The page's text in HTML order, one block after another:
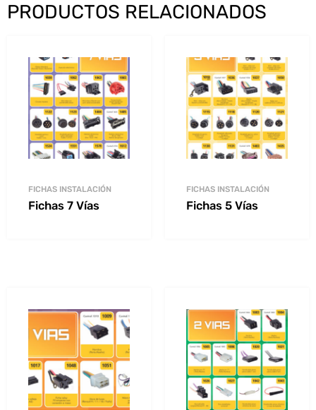
PRODUCTOS RELACIONADOS
FICHAS INSTALACIÓN
Fichas 7 Vías
FICHAS INSTALACIÓN
Fichas 5 Vías